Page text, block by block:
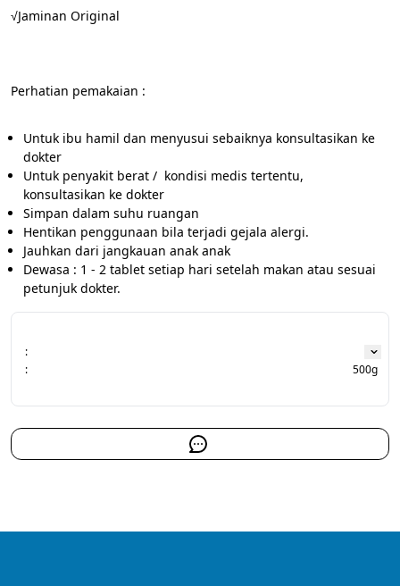
√Jaminan Original
Perhatian pemakaian :
Untuk ibu hamil dan menyusui sebaiknya konsultasikan ke
dokter
Untuk penyakit berat /  kondisi medis tertentu,
konsultasikan ke dokter
Simpan dalam suhu ruangan
Hentikan penggunaan bila terjadi gejala alergi.
Jauhkan dari jangkauan anak anak
Dewasa : 1 - 2 tablet setiap hari setelah makan atau sesuai
petunjuk dokter.
:
:
500g